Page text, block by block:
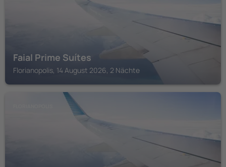
Faial Prime Suítes
Florianopolis, 14 August 2026, 2 Nächte